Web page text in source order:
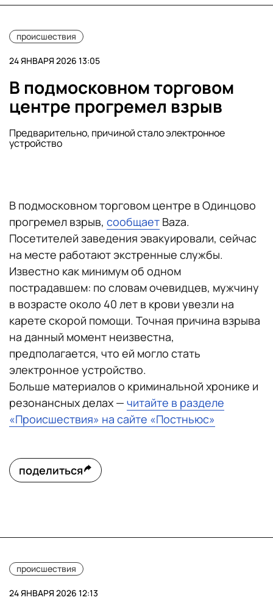
происшествия
24 ЯНВАРЯ 2026 13:05
В подмосковном торговом
центре прогремел взрыв
Предварительно, причиной стало электронное
устройство
В подмосковном торговом центре в Одинцово
прогремел взрыв, сообщает Baza.
Посетителей заведения эвакуировали, сейчас
на месте работают экстренные службы.
Известно как минимум об одном
пострадавшем: по словам очевидцев, мужчину
в возрасте около 40 лет в крови увезли на
карете скорой помощи. Точная причина взрыва
на данный момент неизвестна,
предполагается, что ей могло стать
электронное устройство.
Больше материалов о криминальной хронике и
резонансных делах — читайте в разделе
«Происшествия» на сайте «Постньюс»
поделиться
происшествия
24 ЯНВАРЯ 2026 12:13